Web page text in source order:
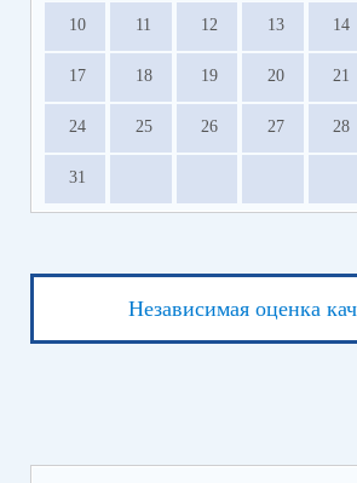
10 11 12 13 14
17 18 19 20 21
24 25 26 27 28
31
Независимая оценка